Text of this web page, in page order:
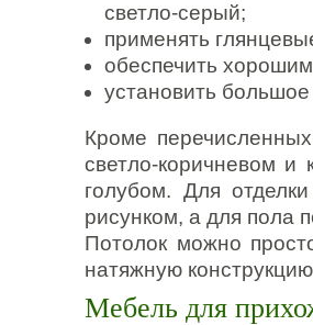
светло-серый;
применять
обеспечить
установить большое
Кроме
светло-коричневом и
голубом. Для
рисунком, а для пола
Потолок можно
натяжную
Мебель для